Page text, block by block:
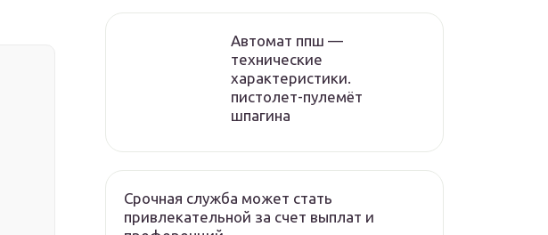
Автомат ппш —
технические
характеристики.
пистолет-пулемёт
шпагина
Срочная служба может стать
привлекательной за счет выплат и